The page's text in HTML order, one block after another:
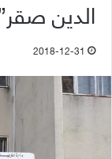
الدين
2018-12-31